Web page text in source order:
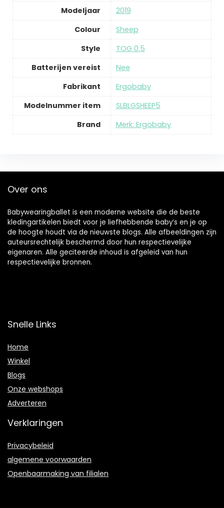
Modeljaar
2019
Colour
Sheep
Style
TOG 0.5
Batterijen vereist
Nee
Fabrikant
Ergobaby
Modelnummer item
SLBLGSHEEP5
Brand
Merk: Ergobaby
Over ons
Babywearingballet is een moderne website die de beste
kledingartikelen biedt voor je liefhebbende baby’s en je op
de hoogte houdt via de nieuwste blogs. Alle afbeeldingen zijn
auteursrechtelijk beschermd door hun respectievelijke
eigenaren. Alle geciteerde inhoud is afgeleid van hun
respectievelijke bronnen.
Snelle Links
Home
Winkel
Blogs
Onze webshops
Adverteren
Verklaringen
Privacybeleid
algemene voorwaarden
Openbaarmaking van filialen